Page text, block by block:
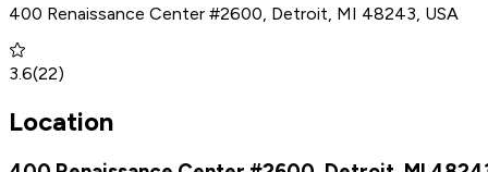
400 Renaissance Center #2600, Detroit, MI 48243, USA
3.6(22)
Location